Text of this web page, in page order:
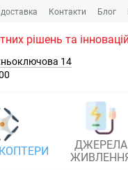
Контакти Блог
рішень та
14
ДЖЕРЕЛА